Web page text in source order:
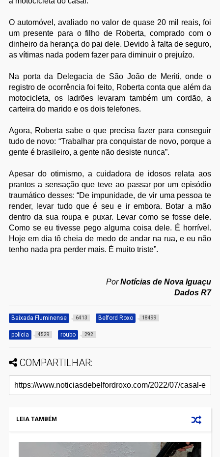
O automóvel, avaliado no valor de quase 20 mil reais, foi
um presente para o filho de Roberta, comprado com o
dinheiro da herança do pai dele. Devido à falta de seguro,
as vítimas nada podem fazer para diminuir o prejuízo.
Na porta da Delegacia de São João de Meriti, onde o
registro de ocorrência foi feito, Roberta conta que além da
motocicleta, os ladrões levaram também um cordão, a
carteira do marido e os dois telefones.
Agora, Roberta sabe o que precisa fazer para conseguir
tudo de novo: “Trabalhar pra conquistar de novo, porque a
gente é brasileiro, a gente não desiste nunca”.
Apesar do otimismo, a cuidadora de idosos relata aos
prantos a sensação que teve ao passar por um episódio
traumático desses: “De impunidade, de vir uma pessoa te
render, levar tudo que é seu e ir embora. Botar a mão
dentro da sua roupa e puxar. Levar como se fosse dele.
Como se eu tivesse pego alguma coisa dele. É horrível.
Hoje em dia tô cheia de medo de andar na rua, e eu não
tenho nada pra perder mais. É muito triste”.
PorNotícias de Nova Iguaçu
Dados R7
Baixada Fluminense 6413 Belford Roxo 18499
polícia 4529 roubo 292
COMPARTILHAR:
LEIA TAMBÉM